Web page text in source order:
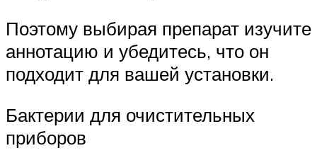
Поэтому выбирая препарат изучите
аннотацию и убедитесь, что он
подходит для вашей установки.
Бактерии для очистительных
приборов